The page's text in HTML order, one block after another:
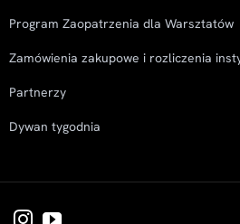
Program Zaopatrzenia dla Warsztatów
Zamówienia zakupowe i rozliczenia
Partnerzy
Dywan tygodnia